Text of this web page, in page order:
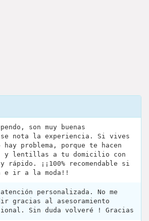
son muy buenas
nota la experiencia. Si vives
problema, porque te hacen
y lentillas a tu domicilio con
rápido. ¡¡100% recomendable si
e ir a la moda!!
personalizada. No me
gracias al asesoramiento
Sin duda volveré ! Gracias